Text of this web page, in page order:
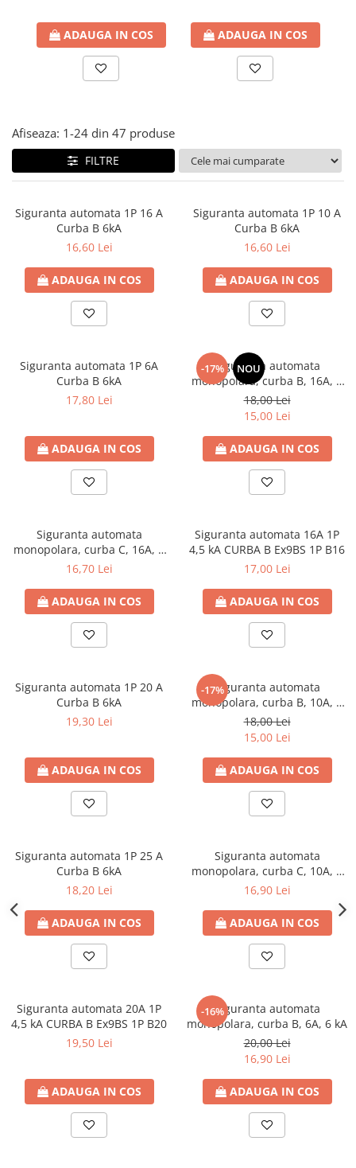
Corpuri de iluminat decorativ
interior/exterior
Dulii
Senzori de miscare, crepusculari si
ceasuri programabile
ADAUGA IN COS ADAUGA IN COS
Afiseaza: 1-24 din 47 produse
FILTRE
Siguranta automata 1P 16 A
Curba B 6kA
16,60 Lei
ADAUGA IN COS
Siguranta automata 1P 10 A
Curba B 6kA
16,60 Lei
ADAUGA IN COS
Siguranta automata 1P 6A
Curba B 6kA
17,80 Lei
ADAUGA IN COS
-17% NOU
Siguranta automata
monopolara, curba B, 16A, 6
kA
18,00 Lei
15,00 Lei
ADAUGA IN COS
Siguranta automata
monopolara, curba C, 16A, 6
kA,
16,70 Lei
ADAUGA IN COS
Siguranta automata 16A 1P
4,5 kA CURBA B Ex9BS 1P B16
17,00 Lei
ADAUGA IN COS
Siguranta automata 1P 20 A
Curba B 6kA
19,30 Lei
ADAUGA IN COS
-17%Siguranta automata
monopolara, curba B, 10A, 6
kA
18,00 Lei
15,00 Lei
ADAUGA IN COS
Siguranta automata 1P 25 A
Curba B 6kA
18,20 Lei
ADAUGA IN COS
Siguranta automata
monopolara, curba C, 10A, 6
kA
16,90 Lei
ADAUGA IN COS
Siguranta automata 20A 1P
4,5 kA CURBA B Ex9BS 1P B20
19,50 Lei
ADAUGA IN COS
-16%Siguranta automata
monopolara, curba B, 6A, 6 kA
20,00 Lei
16,90 Lei
ADAUGA IN COS